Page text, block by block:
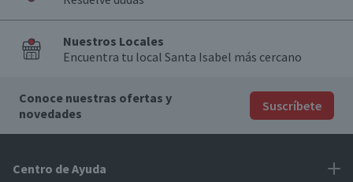
Nuestros Locales
Encuentra tu local Santa Isabel más cercano
Conoce nuestras ofertas y
novedades
Suscríbete
Centro de Ayuda